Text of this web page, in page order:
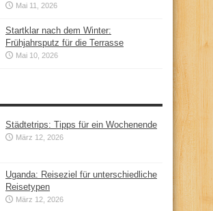
Mai 11, 2026
Startklar nach dem Winter:
Frühjahrsputz für die Terrasse
Mai 10, 2026
Städtetrips: Tipps für ein Wochenende
März 12, 2026
Uganda: Reiseziel für unterschiedliche
Reisetypen
März 12, 2026